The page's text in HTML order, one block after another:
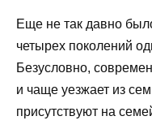
Еще не так давно
четырех поколений
Безусловно,
и чаще уезжает из
присутствуют на